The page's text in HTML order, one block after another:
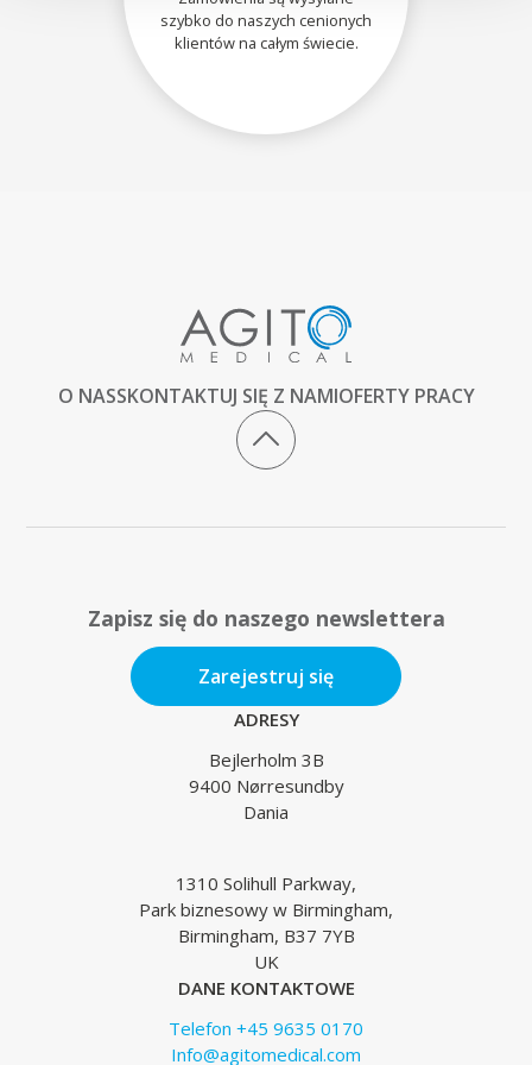
szybko do naszych cenionych
klientów na całym świecie.
O NASSKONTAKTUJ SIĘ Z NAMIOFERTY PRACY
Zapisz się do naszego newslettera
Zarejestruj się
ADRESY
Bejlerholm 3B
9400 Nørresundby
Dania
1310 Solihull Parkway,
Park biznesowy w Birmingham,
Birmingham, B37 7YB
UK
DANE KONTAKTOWE
Telefon +45 9635 0170
Info@agitomedical.com